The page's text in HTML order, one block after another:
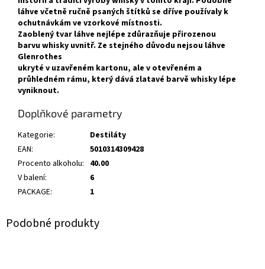
láhve včetně ručně psaných štítků se dříve používaly k
ochutnávkám ve vzorkové místnosti.
Zaoblený tvar láhve nejlépe zdůrazňuje přirozenou
barvu whisky uvnitř. Ze stejného důvodu nejsou láhve
Glenrothes
ukryté v uzavřeném kartonu, ale v otevřeném a
průhledném rámu, který dává zlatavé barvě whisky lépe
vyniknout.
Doplňkové parametry
Kategorie:
Destiláty
EAN:
5010314309428
Procento alkoholu: 40.00
V balení:
6
PACKAGE: 1